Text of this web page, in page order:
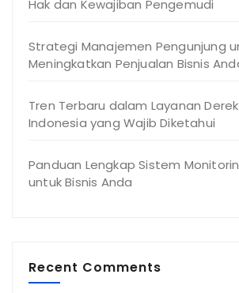
Hak dan Kewajiban Pengemudi
Strategi Manajemen Pengunjung
Meningkatkan Penjualan Bisnis
Tren Terbaru dalam Layanan
Indonesia yang Wajib Diketahui
Panduan Lengkap Sistem
untuk Bisnis Anda
Recent Comments